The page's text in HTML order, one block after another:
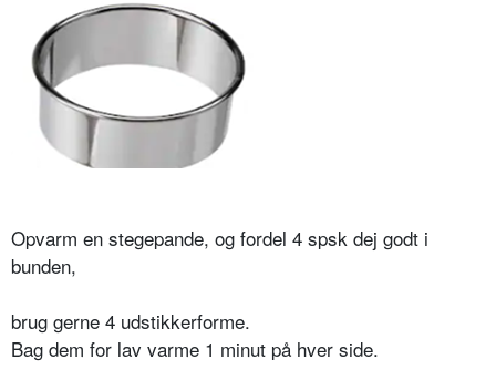
Opvarm en stegepande, og fordel 4 spsk dej godt i
bunden,
brug gerne 4 udstikkerforme.
Bag dem for lav varme 1 minut på hver side.